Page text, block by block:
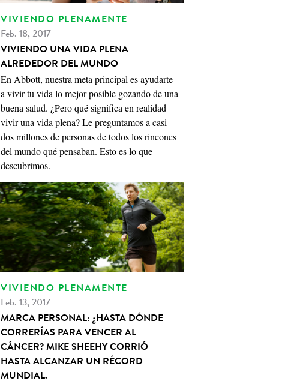
VIVIENDO PLENAMENTE
Feb. 18, 2017
VIVIENDO UNA VIDA PLENA
ALREDEDOR DEL MUNDO
En Abbott, nuestra meta principal es ayudarte
a vivir tu vida lo mejor posible gozando de una
buena salud. ¿Pero qué significa en realidad
vivir una vida plena? Le preguntamos a casi
dos millones de personas de todos los rincones
del mundo qué pensaban. Esto es lo que
descubrimos.
VIVIENDO PLENAMENTE
Feb. 13, 2017
MARCA PERSONAL: ¿HASTA DÓNDE
CORRERÍAS PARA VENCER AL
CÁNCER? MIKE SHEEHY CORRIÓ
HASTA ALCANZAR UN RÉCORD
MUNDIAL.